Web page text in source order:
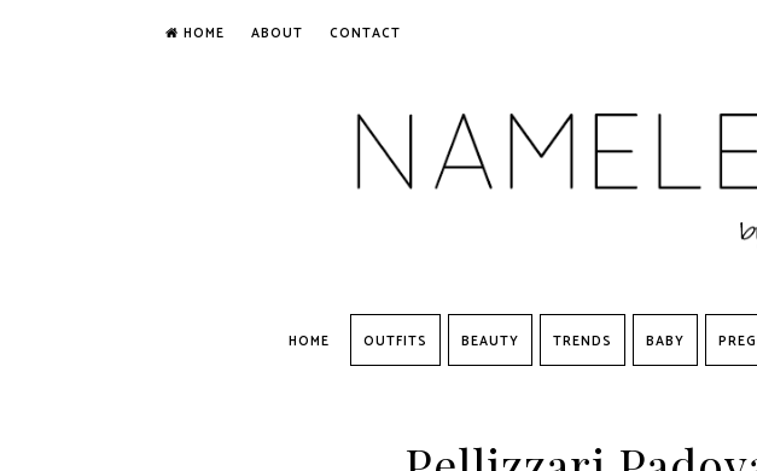
HOME ABOUT CONTACT
HOME OUTFITS BEAUTY TRENDS BABY